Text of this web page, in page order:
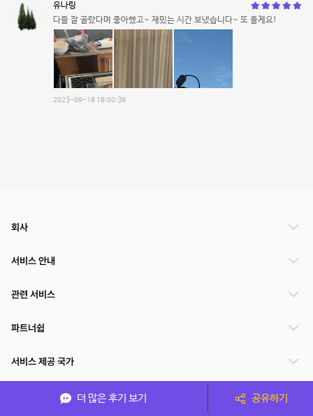
유나링
다들 잘 골랐다며 좋아했고~ 재밌는 시간 보냈습니다~ 또 올게요!
2023-09-18 18:00:38
더 많은 후기 보기 공유하기
회사
서비스 안내
관련 서비스
파트너쉽
서비스 제공 국가